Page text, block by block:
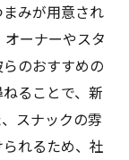
みが用意され
ーナーやスタ
のおすすめの
ることで、新
スナックの雰
れるため、社